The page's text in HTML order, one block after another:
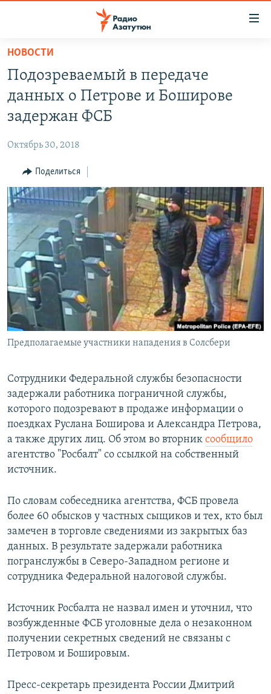
Перейти
основному
содержанию
основной
навигации
Перейти
поиску
НОВОСТИ
ЭКОНОМИКА
РЕГИОН
НАГОРНЫЙ КАРАБАХ
КУЛЬТУРА
СПОРТ
АРХИВ
Հայերեն
English
Русский
НОВОСТИ
Подозреваемый в передаче
данных о Петрове и Боширове
задержан ФСБ
Октябрь 30, 2018
Поделиться
Предполагаемые участники нападения в Солсбери
Сотрудники Федеральной службы безопасности
задержали работника пограничной службы,
которого подозревают в продаже информации о
поездках Руслана Боширова и Александра Петрова,
а также других лиц. Об этом во вторник сообщило
агентство "Росбалт" со ссылкой на собственный
источник.
По словам собеседника агентства, ФСБ провела
более 60 обысков у частных сыщиков и тех, кто был
замечен в торговле сведениями из закрытых баз
данных. В результате задержали работника
погранслужбы в Северо-Западном регионе и
сотрудника Федеральной налоговой службы.
Источник Росбалта не назвал имен и уточнил, что
возбужденные ФСБ уголовные дела о незаконном
получении секретных сведений не связаны с
Петровом и Бошировым.
Пресс-секретарь президента России Дмитрий